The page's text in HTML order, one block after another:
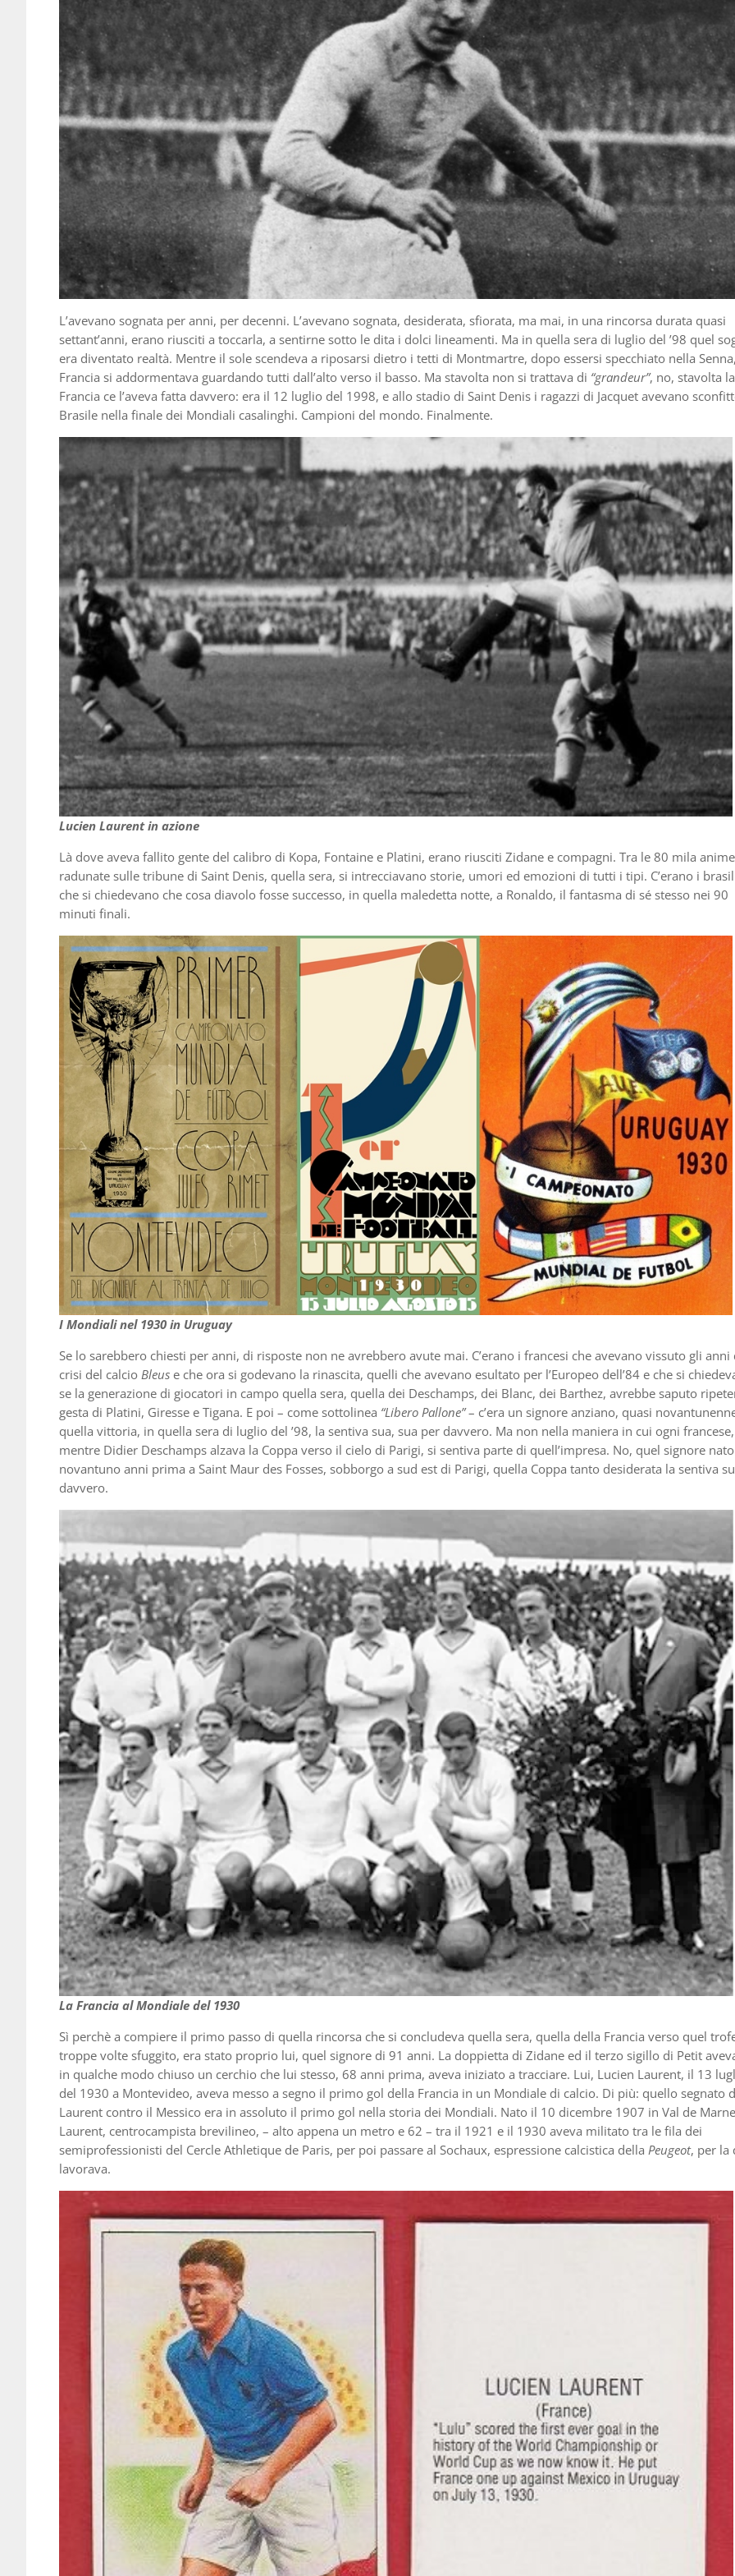
L’avevano sognata per anni, per decenni. L’avevano sognata, desiderata, sfiorata, ma mai, in una rincorsa durata quasi
settant’anni, erano riusciti a toccarla, a sentirne sotto le dita i dolci lineamenti. Ma in quella sera di luglio del ’98 quel
era diventato realtà. Mentre il sole scendeva a riposarsi dietro i tetti di Montmartre, dopo essersi specchiato nella
Francia si addormentava guardando tutti dall’alto verso il basso. Ma stavolta non si trattava di “grandeur”, no, stavolta la
Francia ce l’aveva fatta davvero: era il 12 luglio del 1998, e allo stadio di Saint Denis i ragazzi di Jacquet avevano
Brasile nella finale dei Mondiali casalinghi. Campioni del mondo. Finalmente.
Lucien Laurent in azione
Là dove aveva fallito gente del calibro di Kopa, Fontaine e Platini, erano riusciti Zidane e compagni. Tra le 80 mila anime
radunate sulle tribune di Saint Denis, quella sera, si intrecciavano storie, umori ed emozioni di tutti i tipi. C’erano i
che si chiedevano che cosa diavolo fosse successo, in quella maledetta notte, a Ronaldo, il fantasma di sé stesso nei 90
minuti finali.
I Mondiali nel 1930 in Uruguay
Se lo sarebbero chiesti per anni, di risposte non ne avrebbero avute mai. C’erano i francesi che avevano vissuto gli anni
crisi del calcio Bleus e che ora si godevano la rinascita, quelli che avevano esultato per l’Europeo dell’84 e che si
se la generazione di giocatori in campo quella sera, quella dei Deschamps, dei Blanc, dei Barthez, avrebbe saputo
gesta di Platini, Giresse e Tigana. E poi – come sottolinea “Libero Pallone”– c’era un signore anziano, quasi
quella vittoria, in quella sera di luglio del ’98, la sentiva sua, sua per davvero. Ma non nella maniera in cui ogni francese,
mentre Didier Deschamps alzava la Coppa verso il cielo di Parigi, si sentiva parte di quell’impresa. No, quel signore nato
novantuno anni prima a Saint Maur des Fosses, sobborgo a sud est di Parigi, quella Coppa tanto desiderata la sentiva
davvero.
La Francia al Mondiale del 1930
Sì perchè a compiere il primo passo di quella rincorsa che si concludeva quella sera, quella della Francia verso quel
troppe volte sfuggito, era stato proprio lui, quel signore di 91 anni. La doppietta di Zidane ed il terzo sigillo di Petit
in qualche modo chiuso un cerchio che lui stesso, 68 anni prima, aveva iniziato a tracciare. Lui, Lucien Laurent, il 13
del 1930 a Montevideo, aveva messo a segno il primo gol della Francia in un Mondiale di calcio. Di più: quello segnato
Laurent contro il Messico era in assoluto il primo gol nella storia dei Mondiali. Nato il 10 dicembre 1907 in Val de
Laurent, centrocampista brevilineo, – alto appena un metro e 62 – tra il 1921 e il 1930 aveva militato tra le fila dei
semiprofessionisti del Cercle Athletique de Paris, per poi passare al Sochaux, espressione calcistica della Peugeot, per la
lavorava.